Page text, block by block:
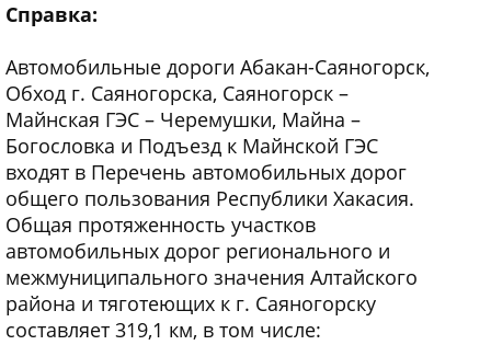
Справка:
Автомобильные дороги Абакан-Саяногорск,
Обход г. Саяногорска, Саяногорск –
Майнская ГЭС – Черемушки, Майна –
Богословка и Подъезд к Майнской ГЭС
входят в Перечень автомобильных дорог
общего пользования Республики Хакасия.
Общая протяженность участков
автомобильных дорог регионального и
межмуниципального значения Алтайского
района и тяготеющих к г. Саяногорску
составляет 319,1 км, в том числе: